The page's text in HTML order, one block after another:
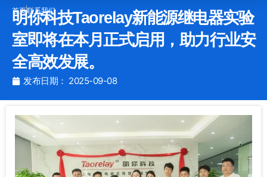
首页联系我们
明你科技Taorelay新能源继电器实验
室即将在本月正式启用，助力行业安
全高效发展。
发布日期： 2025-09-08